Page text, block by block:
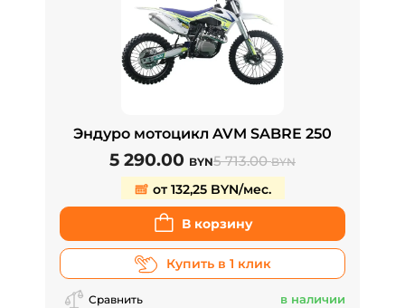
Эндуро мотоцикл AVM SABRE 250
5 290.00 BYN5 713.00BYN
от 132,25 BYN/мес.
В корзину
Купить в 1 клик
Сравнить в наличии